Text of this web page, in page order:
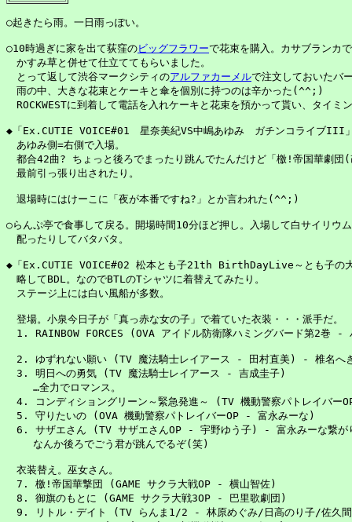
○起きたら雨。一日雨っぽい。
○10時過ぎに家を出て荻窪のビッグフラワーで花束を購入。カサブランカ
かすみ草と併せて仕立ててもらいました。
とって返して渋谷マークシティのアルファカーメルで注文しておいたバ
雨の中、大きな花束とケーキと傘を個別に持つのは辛かった(^^;)
ROCKWESTに到着して電話を入れケーキと花束を預かって貰い、タイミ
◆「Ex.CUTIE VOICE#01　星奈美紀VS中嶋あゆみ　ガチンコライブIII」
あゆみ側=右側で入場。
都合42曲? ちょっと後ろでまったり跳んでたんだけど「檄!帝国華劇団
最前引っ張り出されたり。
退場時にはけーこに「夜が本番ですね?」とか言われた(^^;)
○らんぷ亭で食事して戻る。開場時間10分ほど押し。入場して白サイリウ
配ったりしてバタバタ。
◆「Ex.CUTIE VOICE#02 松本とも子21th BirthDayLive～とも子の大
略してBDL。なのでBTLのTシャツに着替えてみたり。
ステージ上には白い風船が多数。
登場。小泉今日子が「真っ赤な女の子」で着ていた衣装・・・派手だ。
1. RAINBOW FORCES (OVA アイドル防衛隊ハミングバード第2巻 -
2. ゆずれない願い (TV 魔法騎士レイアース - 田村直美) - 椎名へ
3. 明日への勇気 (TV 魔法騎士レイアース - 吉成圭子)
…全力でロマンス。
4. コンディショングリーン～緊急発進～ (TV 機動警察パトレイバ
5. 守りたいの (OVA 機動警察パトレイバーOP - 富永みーな)
6. サザエさん (TV サザエさんOP - 宇野ゆう子) - 富永みーな繋が
なんか後ろでごう君が跳んでるぞ(笑)
衣装替え。巫女さん。
7. 檄!帝国華撃団 (GAME サクラ大戦OP - 横山智佐)
8. 御旗のもとに (GAME サクラ大戦3OP - 巴里歌劇団)
9. リトル・デイト (TV らんま1/2 - 林原めぐみ/日高のり子/佐久